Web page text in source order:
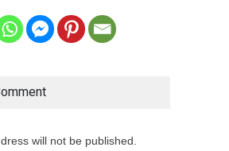
will not be published.